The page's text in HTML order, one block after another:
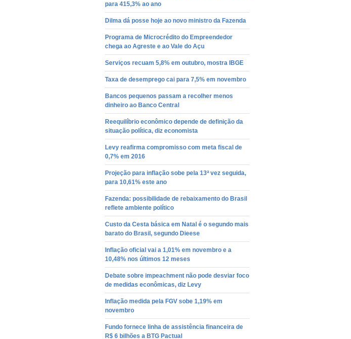
para 415,3% ao ano
Dilma dá posse hoje ao novo ministro da Fazenda
Programa de Microcrédito do Empreendedor
chega ao Agreste e ao Vale do Açu
Serviços recuam 5,8% em outubro, mostra IBGE
Taxa de desemprego cai para 7,5% em novembro
Bancos pequenos passam a recolher menos
dinheiro ao Banco Central
Reequilíbrio econômico depende de definição da
situação política, diz economista
Levy reafirma compromisso com meta fiscal de
0,7% em 2016
Projeção para inflação sobe pela 13ª vez seguida,
para 10,61% este ano
Fazenda: possibilidade de rebaixamento do Brasil
reflete ambiente político
Custo da Cesta básica em Natal é o segundo mais
barato do Brasil, segundo Dieese
Inflação oficial vai a 1,01% em novembro e a
10,48% nos últimos 12 meses
Debate sobre impeachment não pode desviar foco
de medidas econômicas, diz Levy
Inflação medida pela FGV sobe 1,19% em
novembro
Fundo fornece linha de assistência financeira de
R$ 6 bilhões a BTG Pactual